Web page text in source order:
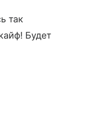
так
Будет